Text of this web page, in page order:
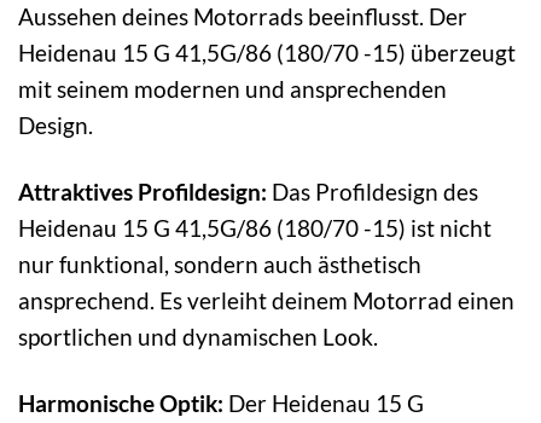
Aussehen deines Motorrads beeinflusst. Der
Heidenau 15 G 41,5G/86 (180/70 -15) überzeugt
mit seinem modernen und ansprechenden
Design.
Attraktives Profildesign: Das Profildesign des
Heidenau 15 G 41,5G/86 (180/70 -15) ist nicht
nur funktional, sondern auch ästhetisch
ansprechend. Es verleiht deinem Motorrad einen
sportlichen und dynamischen Look.
Harmonische Optik: Der Heidenau 15 G